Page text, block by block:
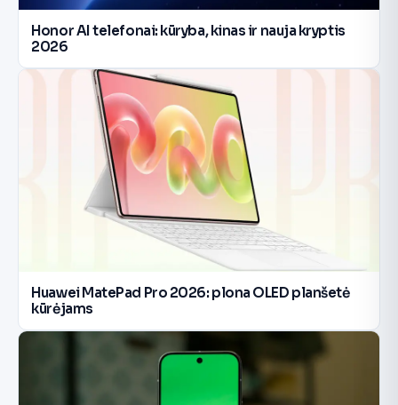
Honor AI telefonai: kūryba, kinas ir nauja kryptis
2026
Huawei MatePad Pro 2026: plona OLED planšetė
kūrėjams